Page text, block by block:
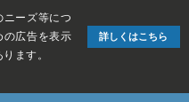
ニーズ等につ
の広告を表示
ます。
詳しくはこちら